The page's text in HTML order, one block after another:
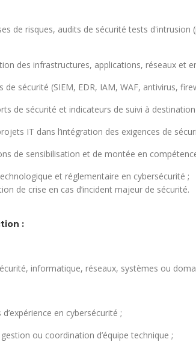
de risques, audits de sécurité tests
des infrastructures, applications, réseaux et
de sécurité (SIEM, EDR, IAM, WAF, antivirus,
de sécurité et indicateurs de suivi à
IT dans l’intégration des exigences de
de sensibilisation et de montée en
et réglementaire en cybersécurité ;
de crise en cas d’incident majeur de sécurité.
:
informatique, réseaux, systèmes ou
en cybersécurité ;
ou coordination d’équipe technique ;